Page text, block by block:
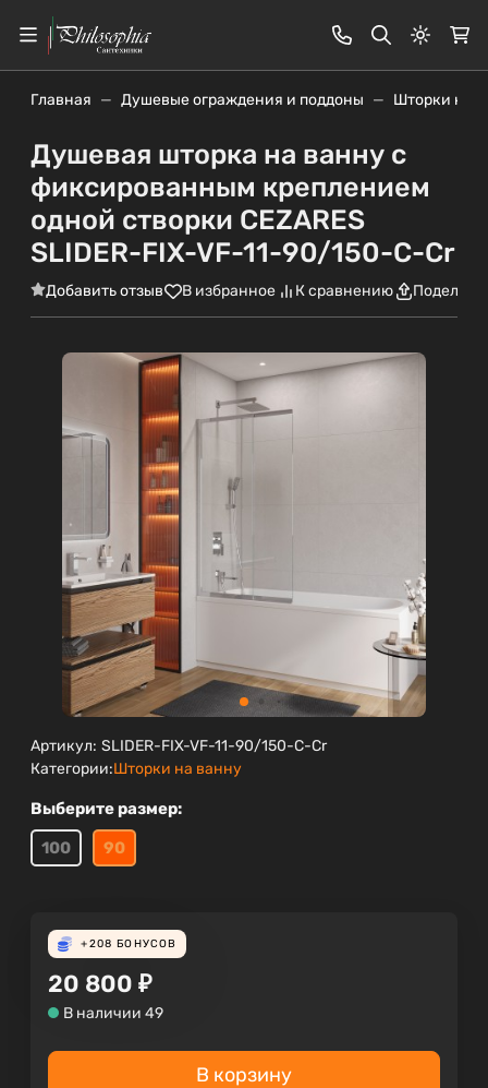
Главная Душевые ограждения и поддоны Шторки на
Душевая шторка на ванну с
фиксированным креплением
одной створки CEZARES
SLIDER-FIX-VF-11-90/150-C-Cr
Добавить отзыв В избранное К сравнению
Артикул: SLIDER-FIX-VF-11-90/150-C-Cr
Категории:Шторки на ванну
Выберите размер:
100
90
+208 БОНУСОВ
20 800 ₽
В наличии 49
В корзину